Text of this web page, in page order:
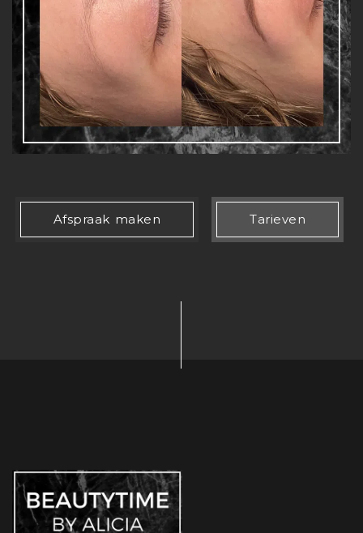
Afspraak maken Tarieven